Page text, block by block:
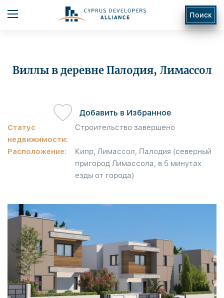
Поиск
Виллы в деревне Палодия, Лимассол
Статус
недвижимости:
Строительство завершено
Расположение:
Кипр, Лимассол, Палодия (северный
пригород Лимассола, в 5 минутах
езды от города)
Добавить в Избранное